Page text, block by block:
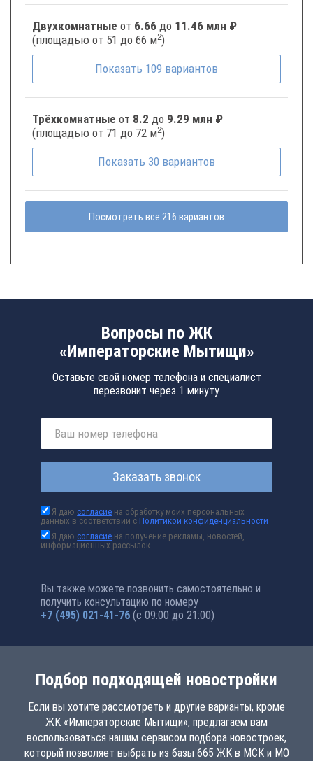
Двухкомнатные от 6.66 до 11.46 млн ₽
(площадью от 51 до 66 м2)
Показать 109 вариантов
Трёхкомнатные от 8.2 до 9.29 млн ₽
(площадью от 71 до 72 м2)
Показать 30 вариантов
Посмотреть все 216 вариантов
Вопросы по ЖК
«Императорские Мытищи»
Оставьте свой номер телефона и специалист
перезвонит через 1 минуту
Заказать звонок
Я даюсогласие на обработку моих персональных
данных в соответствии сПолитикой конфиденциальности
Я даюсогласие на получение рекламы, новостей,
информационных рассылок
Вы также можете позвонить самостоятельно и
получить консультацию по номеру
+7 (495) 021-41-76 (с 09:00 до 21:00)
Подбор подходящей новостройки
Если вы хотите рассмотреть и другие варианты, кроме
ЖК «Императорские Мытищи», предлагаем вам
воспользоваться нашим сервисом подбора новостроек,
который позволяет выбрать из базы 665 ЖК в МСК и МО